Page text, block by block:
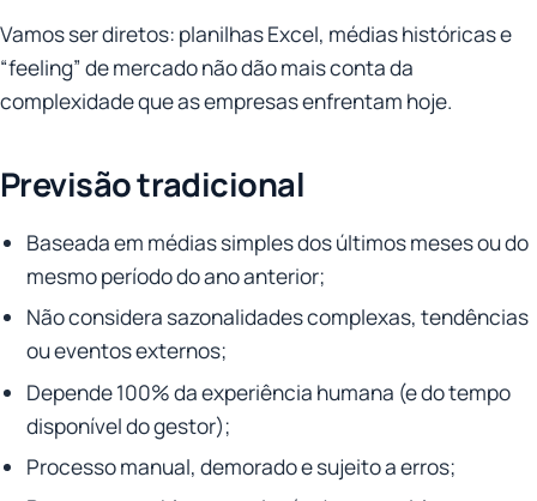
Vamos ser diretos: planilhas Excel, médias históricas e
“feeling” de mercado não dão mais conta da
complexidade que as empresas enfrentam hoje.
Previsão tradicional
Baseada em médias simples dos últimos meses ou do
mesmo período do ano anterior;
Não considera sazonalidades complexas, tendências
ou eventos externos;
Depende 100% da experiência humana (e do tempo
disponível do gestor);
Processo manual, demorado e sujeito a erros;